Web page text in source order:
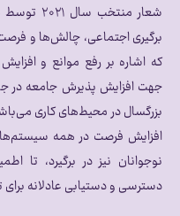
شعار
برگیری اجتماعی، چالش‌ها و
که اشاره بر رفع موانع و
جهت افزایش پذیرش جامعه در
بزرگسال در محیط‌های کاری
افزایش فرصت در همه
نوجوانان نیز در برگیرد، تا
دسترسی و دستیابی عادلانه برای